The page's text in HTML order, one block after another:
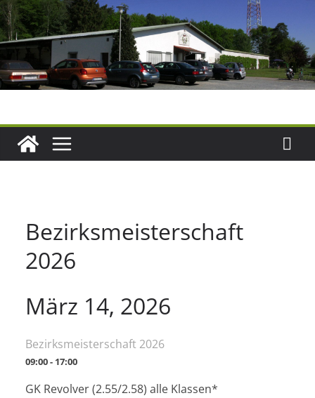
Zum
Inhalt
springen
Bezirksmeisterschaft
2026
März 14, 2026
Bezirksmeisterschaft 2026
09:00 - 17:00
GK Revolver (2.55/2.58) alle Klassen*